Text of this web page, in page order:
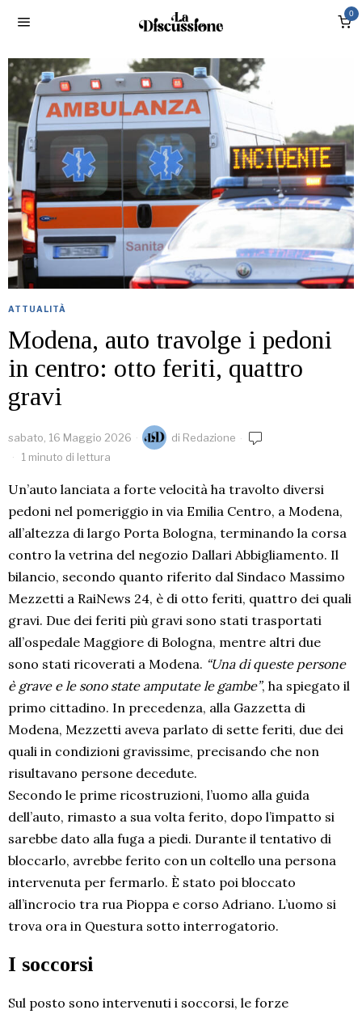
0
ATTUALITÀ
Modena, auto travolge i pedoni
in centro: otto feriti, quattro
gravi
sabato, 16 Maggio 2026 di Redazione
1 minuto di lettura
Un’auto lanciata a forte velocità ha travolto diversi
pedoni nel pomeriggio in via Emilia Centro, a Modena,
all’altezza di largo Porta Bologna, terminando la corsa
contro la vetrina del negozio Dallari Abbigliamento. Il
bilancio, secondo quanto riferito dal Sindaco Massimo
Mezzetti a RaiNews 24, è di otto feriti, quattro dei quali
gravi. Due dei feriti più gravi sono stati trasportati
all’ospedale Maggiore di Bologna, mentre altri due
sono stati ricoverati a Modena. “Una di queste persone
è grave e le sono state amputate le gambe”, ha spiegato il
primo cittadino. In precedenza, alla Gazzetta di
Modena, Mezzetti aveva parlato di sette feriti, due dei
quali in condizioni gravissime, precisando che non
risultavano persone decedute.
Secondo le prime ricostruzioni, l’uomo alla guida
dell’auto, rimasto a sua volta ferito, dopo l’impatto si
sarebbe dato alla fuga a piedi. Durante il tentativo di
bloccarlo, avrebbe ferito con un coltello una persona
intervenuta per fermarlo. È stato poi bloccato
all’incrocio tra rua Pioppa e corso Adriano. L’uomo si
trova ora in Questura sotto interrogatorio.
I soccorsi
Sul posto sono intervenuti i soccorsi, le forze